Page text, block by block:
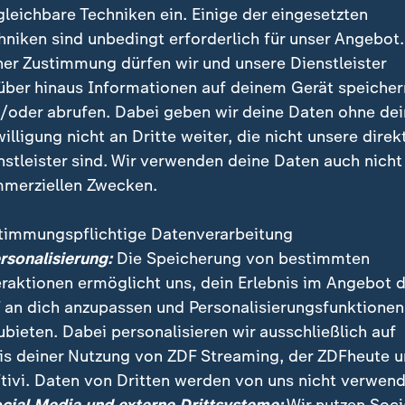
des Internationalen Strafgerichtshofs, Karim Khan,
Übergriffe suspendiert. Eine endgültige
sollen die Vertragsstaaten treffen.
Techniken ein. Einige der eingesetzten
sind unbedingt erforderlich für unser
Zustimmung dürfen wir und unsere Dienstleister
hinaus Informationen auf deinem Gerät
oder abrufen. Dabei geben wir deine Daten ohne
nicht an Dritte weiter, die nicht unsere
sind. Wir verwenden deine Daten auch nicht
Zwecken.
Datenverarbeitung
Die Speicherung von bestimmten
ermöglicht uns, dein Erlebnis im Angebot
an dich anzupassen und Personalisierungsfunktionen
Dabei personalisieren wir ausschließlich auf
deiner Nutzung von ZDF Streaming, der ZDFheute
Daten von Dritten werden von uns nicht